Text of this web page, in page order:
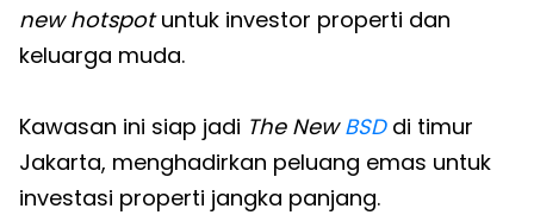
new hotspotuntuk investor properti dan
keluarga muda.
Kawasan ini siap jadi The NewBSDdi timur
Jakarta, menghadirkan peluang emas untuk
investasi properti jangka panjang.